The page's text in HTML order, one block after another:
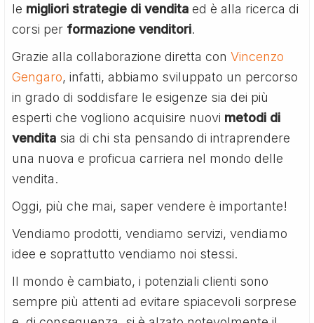
le migliori strategie di vendita ed è alla ricerca di
corsi per formazione venditori.
Grazie alla collaborazione diretta conVincenzo
Gengaro, infatti, abbiamo sviluppato un percorso
in grado di soddisfare le esigenze sia dei più
esperti che vogliono acquisire nuovi metodi di
vendita sia di chi sta pensando di intraprendere
una nuova e proficua carriera nel mondo delle
vendita.
Oggi, più che mai, saper vendere è importante!
Vendiamo prodotti, vendiamo servizi, vendiamo
idee e soprattutto vendiamo noi stessi.
Il mondo è cambiato, i potenziali clienti sono
sempre più attenti ad evitare spiacevoli sorprese